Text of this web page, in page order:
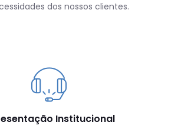
dos nossos clientes.
Institucional